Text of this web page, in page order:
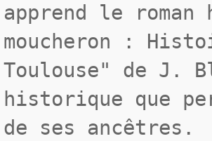
apprend le
moucheron :
Toulouse" de J.
historique que
de ses ancêtres.